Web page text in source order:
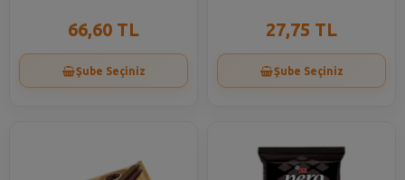
66,60 TL
Şube Seçiniz
27,75 TL
Şube Seçiniz